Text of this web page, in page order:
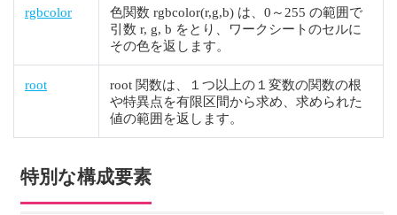
rgbcolor
色関数 rgbcolor(r,g,b) は、0～255 の範囲で
引数 r, g, b をとり、ワークシートのセルに
その色を返します。
root
root 関数は、１つ以上の１変数の関数の根
や特異点を有限区間から求め、求められた
値の範囲を返します。
特別な構成要素